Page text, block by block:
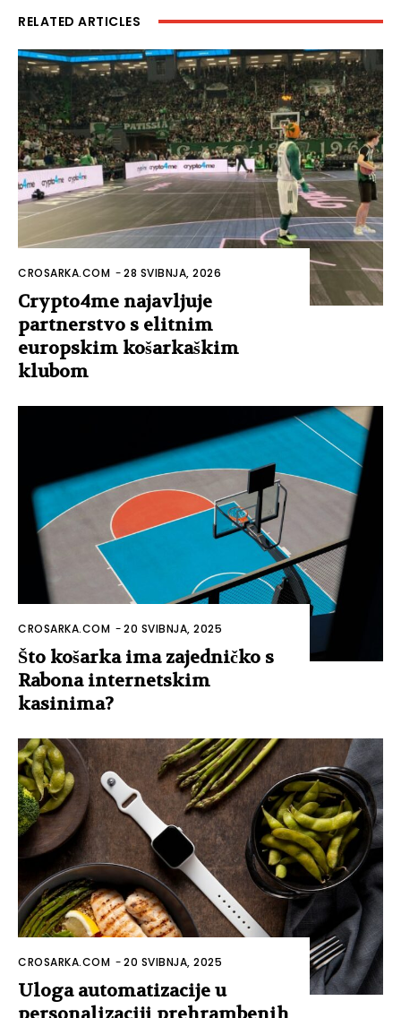
RELATED ARTICLES
CROSARKA.COM -28 SVIBNJA, 2026
Crypto4me najavljuje
partnerstvo s elitnim
europskim košarkaškim
klubom
CROSARKA.COM -20 SVIBNJA, 2025
Što košarka ima zajedničko s
Rabona internetskim
kasinima?
CROSARKA.COM -20 SVIBNJA, 2025
Uloga automatizacije u